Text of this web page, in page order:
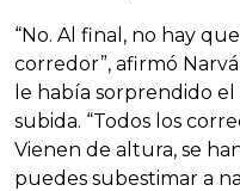
“No. Al final, no hay
corredor”, afirmó
le había sorprendido
subida. “Todos los
Vienen de altura, se
puedes subestimar a